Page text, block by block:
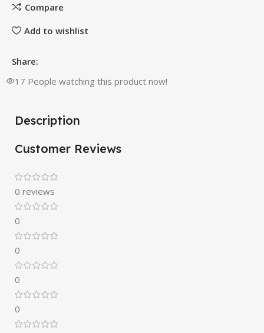
Compare
Add to wishlist
Share:
17 People watching this product now!
Description
Customer Reviews
0 reviews
0
0
0
0